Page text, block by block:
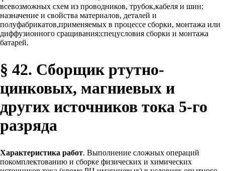
всевозможных схем из проводников, трубок,кабеля и шин;
назначение и свойства материалов, деталей и
полуфабрикатов,применяемых в процессе сборки, монтажа или
диффузионного сращивания;спецусловия сборки и монтажа
батарей.
§ 42. Сборщик ртутно-
цинковых, магниевых и
других источников тока 5-го
разряда
Характеристика работ. Выполнение сложных операций
покомплектованию и сборке физических и химических